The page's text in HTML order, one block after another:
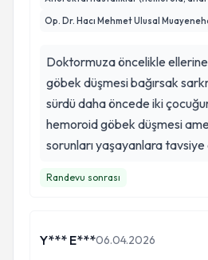
Op. Dr. Hacı Mehmet Ulusal
Doktormuza öncelikle ellerine
göbek düşmesi bağırsak
sürdü daha öncede iki çocuğumda
hemoroid göbek düşmesi ameliyatı
sorunları yaşayanlara
Randevu sonrası
Y*** E***06.04.2026